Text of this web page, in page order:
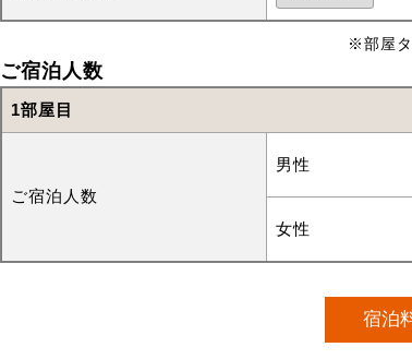
※部屋タ
ご宿泊人数
1部屋目
ご宿泊人数
男性
女性
宿泊